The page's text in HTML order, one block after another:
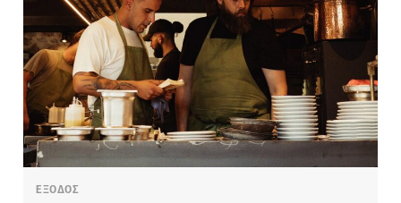
ΕΞΟΔΟΣ